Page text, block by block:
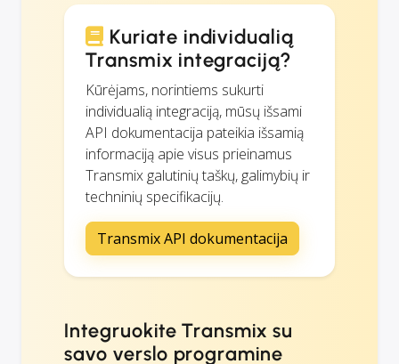
Kuriate individualią
Transmix integraciją?
Kūrėjams, norintiems sukurti
individualią integraciją, mūsų išsami
API dokumentacija pateikia išsamią
informaciją apie visus prieinamus
Transmix galutinių taškų, galimybių ir
techninių specifikacijų.
Transmix API dokumentacija
Integruokite Transmix su
savo verslo programine